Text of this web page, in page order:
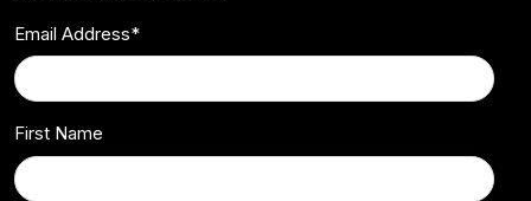
Email Address*
First Name